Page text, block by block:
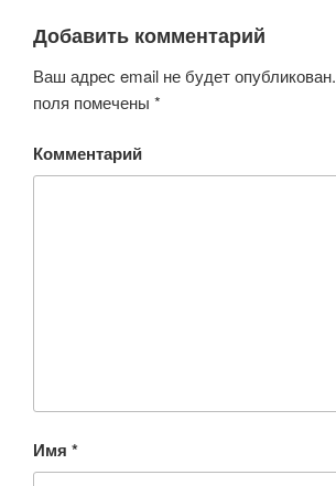
Добавить комментарий
Ваш адрес email не будет опубликован.
поля помечены *
Комментарий
Имя *